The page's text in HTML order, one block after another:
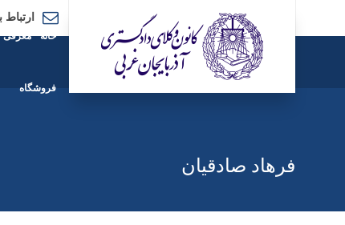
ارتباط
خانه معرفی
فروشگاه
فرهاد صادقیان